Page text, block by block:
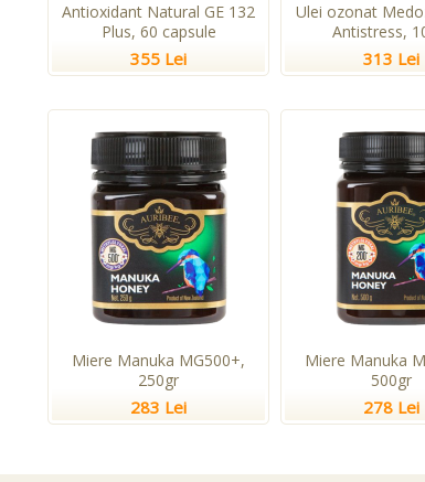
Antioxidant Natural GE 132
Plus, 60 capsule
355 Lei
Ulei ozonat
Antistress,
313 Lei
Miere Manuka MG500+,
250gr
283 Lei
Miere Manuka
500gr
278 Lei